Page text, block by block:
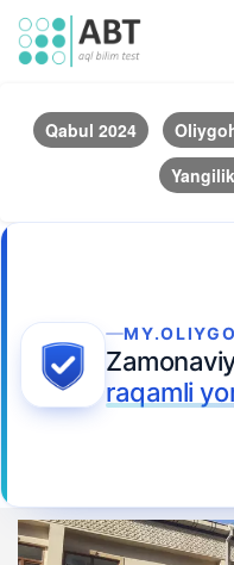
Qabul 2024
raqamli